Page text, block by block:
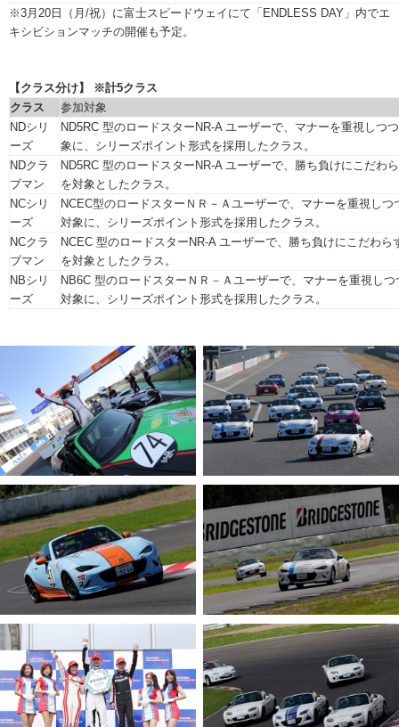
※3月20日（月/祝）に富士スピードウェイにて「ENDLESS DAY」内でエ
キシビションマッチの開催も予定。
【クラス分け】 ※計5クラス
クラス
参加対象
NDシリ
ーズ
ND5RC 型のロードスターNR-A ユーザーで、マナーを重視しつ
象に、シリーズポイント形式を採用したクラス。
NDクラ
ブマン
ND5RC 型のロードスターNR-A ユーザーで、勝ち負けにこだわ
を対象としたクラス。
NCシリ
ーズ
NCEC型のロードスターＮＲ－Ａユーザーで、マナーを重視し
対象に、シリーズポイント形式を採用したクラス。
NCクラ
ブマン
NCEC 型のロードスターNR-A ユーザーで、勝ち負けにこだわ
を対象としたクラス。
NBシリ
ーズ
NB6C 型のロードスターＮＲ－Ａユーザーで、マナーを重視し
対象に、シリーズポイント形式を採用したクラス。